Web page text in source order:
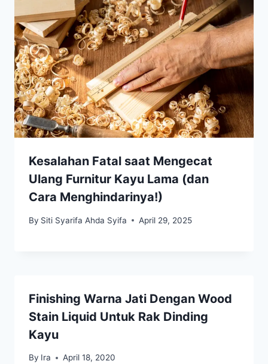
Kesalahan Fatal saat Mengecat
Ulang Furnitur Kayu Lama (dan
Cara Menghindarinya!)
By Siti Syarifa Ahda Syifa April 29, 2025
Finishing Warna Jati Dengan Wood
Stain Liquid Untuk Rak Dinding
Kayu
By Ira April 18, 2020